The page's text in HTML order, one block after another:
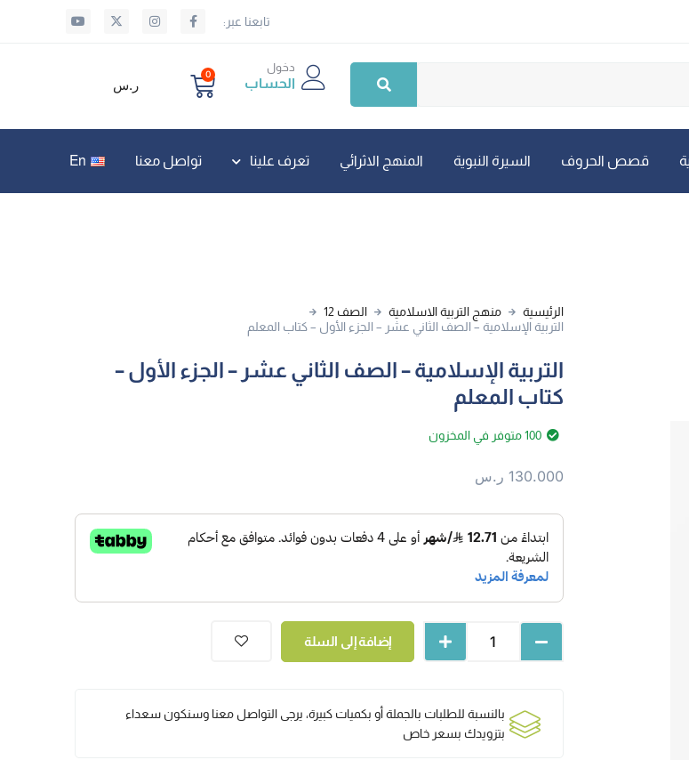
تابعنا عبر:
دخول
الحساب
0
ر.س
قصص الحروف السيرة النبوية المنهج الاثرائي تعرف علينا تواصل معنا En
الرئيسية منهج التربية الاسلامية
الصف 12
التربية الإسلامية – الصف الثاني عشر – الجزء الأول – كتاب المعلم
التربية الإسلامية – الصف الثاني عشر – الجزء الأول –
كتاب المعلم
100 متوفر في المخزون
130.000 ر.س
إضافة إلى السلة
بالنسبة للطلبات بالجملة أو بكميات كبيرة، يرجى التواصل معنا وسنكون سعداء
بتزويدك بسعر خاص